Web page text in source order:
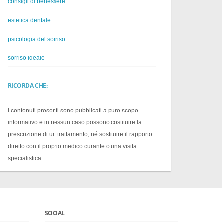
consigli di benessere
estetica dentale
psicologia del sorriso
sorriso ideale
RICORDA CHE:
I contenuti presenti sono pubblicati a puro scopo
informativo e in nessun caso possono costituire la
prescrizione di un trattamento, né sostituire il rapporto
diretto con il proprio medico curante o una visita
specialistica.
SOCIAL